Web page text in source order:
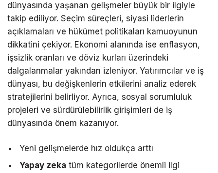
dünyasında yaşanan gelişmeler büyük bir ilgiyle
takip ediliyor. Seçim süreçleri, siyasi liderlerin
açıklamaları ve hükümet politikaları kamuoyunun
dikkatini çekiyor. Ekonomi alanında ise enflasyon,
işsizlik oranları ve döviz kurları üzerindeki
dalgalanmalar yakından izleniyor. Yatırımcılar ve iş
dünyası, bu değişkenlerin etkilerini analiz ederek
stratejilerini belirliyor. Ayrıca, sosyal sorumluluk
projeleri ve sürdürülebilirlik girişimleri de iş
dünyasında önem kazanıyor.
Yeni gelişmelerde hız oldukça arttı
Yapay zeka tüm kategorilerde önemli ilgi